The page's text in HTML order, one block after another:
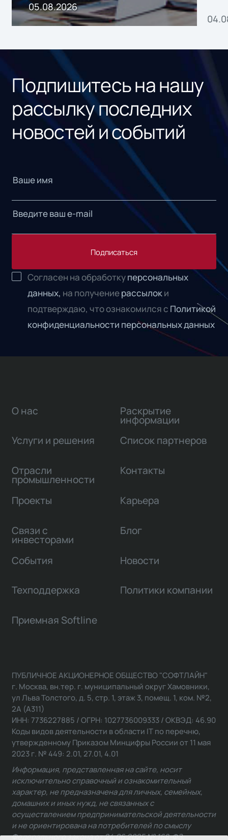
05.08.2026
Подпишитесь на нашу
рассылку последних
новостей и событий
Подписаться
Согласен на обработкуперсональных
данных, на получениерассылоки
подтверждаю, что ознакомился с Политикой
конфиденциальности персональных данных
О нас
Услуги и решения
Отрасли
промышленности
Проекты
Связи с
инвесторами
Раскрытие
информации
Список партнеров
Контакты
Карьера
Блог
События Новости
Техподдержка Политики компании
Приемная Softline
ПУБЛИЧНОЕ АКЦИОНЕРНОЕ ОБЩЕСТВО "СОФТЛАЙН"
г. Москва, вн.тер. г. муниципальный округ Хамовники,
ул Льва Толстого, д. 5, стр. 1, этаж 3, помещ. 1, ком. №2,
2А (А311)
ИНН: 7736227885 / ОГРН: 1027736009333 / ОКВЭД: 46.90
Коды видов деятельности в области IT по перечню,
утвержденному Приказом Минцифры России от 11 мая
2023 г. № 449: 2.01, 27.01, 4.01
Информация, представленная на сайте, носит
исключительно справочный и ознакомительный
характер, не предназначена для личных, семейных,
домашних и иных нужд, не связанных с
осуществлением предпринимательской деятельности
и не ориентирована на потребителей по смыслу
Федерального закона от 24.06.2025 № 168-ФЗ.